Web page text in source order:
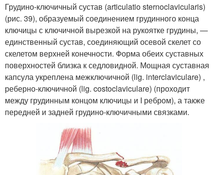
Грудино-ключичный сустав (articulatio sternoclavicularis)
(рис. 39), образуемый соединением грудинного конца
ключицы с ключичной вырезкой на рукоятке грудины, —
единственный сустав, соединяющий осевой скелет со
скелетом верхней конечности. Форма обеих суставных
поверхностей близка к седловидной. Мощная суставная
капсула укреплена межключичной (lig. interclaviculare) ,
реберно-ключичной (lig. costoclaviculare) (проходит
между грудинным концом ключицы и I ребром), а также
передней и задней грудино-ключичными связками.